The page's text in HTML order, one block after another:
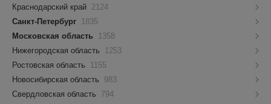
Краснодарский край 2124
Санкт-Петербург
1835
Московская область
1358
Нижегородская область
1253
Ростовская область
1155
Новосибирская область
983
Свердловская область
794